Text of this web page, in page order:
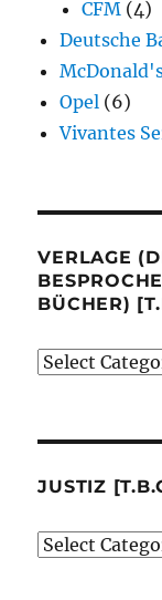
CFM (4)
Deutsche
Opel (6)
Vivantes
VERLAGE
BÜCHER)
Verlage
besprochenen
erwähnten
JUSTIZ
Justiz